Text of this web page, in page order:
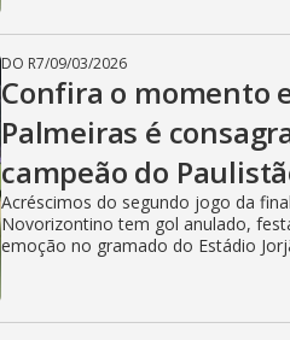
DO R7/09/03/2026
Confira o momento
Palmeiras é
campeão do
Acréscimos do segundo jogo da
Novorizontino tem gol anulado,
emoção no gramado do Estádio